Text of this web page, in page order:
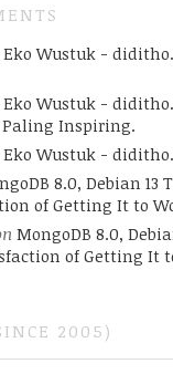
Wustuk -
Wustuk -
Paling Inspiring.
Wustuk -
8.0, Debian 13
of Getting It to
MongoDB 8.0,
of Getting It
2005)